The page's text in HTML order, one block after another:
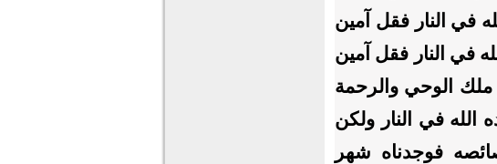
في النار فقل آمين
في النار فقل آمين
الوحي والرحمة
في النار ولكن
فوجدناه شهر